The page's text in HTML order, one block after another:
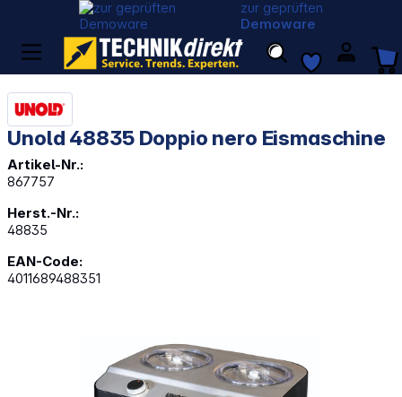
zur geprüften
Demoware
Unold 48835 Doppio nero Eismaschine
Artikel-Nr.:
867757
Herst.-Nr.:
48835
EAN-Code:
4011689488351
Bildergalerie überspringen